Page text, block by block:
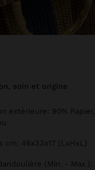
soin et origine
extérieure: 90% Papier,
cm: 46x33x17 (LxHxL)
(Min. - Max.):